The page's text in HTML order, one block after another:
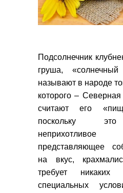
Подсолнечник
груша,
называют в народе
которого –
считают его
поскольку
представляющее
на вкус,
требует никаких
специальных